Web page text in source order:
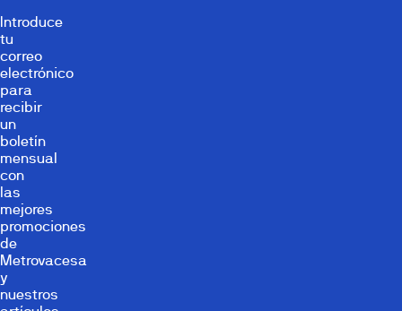
Introduce
tu
correo
electrónico
para
recibir
un
boletín
mensual
con
las
mejores
promociones
de
Metrovacesa
y
nuestros